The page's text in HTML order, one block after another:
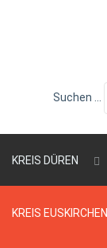
Suchen ...
KREIS DÜREN
KREIS EUSKIRCHEN